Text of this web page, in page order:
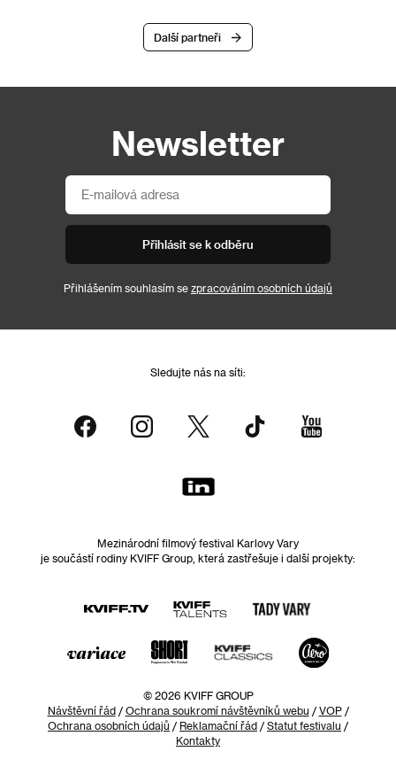
Další partneři
Newsletter
Přihlásit se k odběru
Přihlášením souhlasím se zpracováním osobních údajů
Sledujte nás na síti:
Mezinárodní filmový festival Karlovy Vary
je součástí rodiny KVIFF Group, která zastřešuje i další projekty:
© 2026 KVIFF GROUP
Návštěvní řád/ Ochrana soukromí návštěvníků webu / VOP/
Ochrana osobních údajů / Reklamační řád / Statut festivalu /
Kontakty